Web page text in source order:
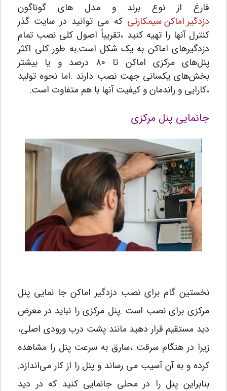
فارغ از نوع برند و مدل های گوناگون
دزدگیر اماکن سیمکارتی که می توانید در سایت گذر
کنترل آنها را تهیه کنید ،تقریباً اصول کلی نصب تمام
دزدگیرهای اماکن به یک شکل است.به طور کلی اکثر
پنل‌های مرکزی اماکن تا ۸۰ درصد و یا بیشتر
بخش‌های یکسانی جهت نصب دارند .اما نحوه تولید
،کارایی و راندمان و کیفیت آنها با هم متفاوت است.
جانمایی پنل مرکزی
نخستین گام برای نصب دزدگیر اماکن جا نمایی پنل
مرکزی برای نصب است .پنل مرکزی را نباید در معرض
دید مستقیم قرار دهید مانند پشت درب ورودی اصلی،
زیرا در هنگام سرقت ،سارق به سرعت پنل را مشاهده
کرده و به آن آسیب می رساند و پنل را از کار می‌اندازد.
بنابراین پنل را در محلی جانمایی کنید که در دید